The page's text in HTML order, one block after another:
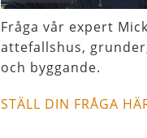
Fråga vår expert
attefallshus,
och byggande.
STÄLL DIN FRÅGA